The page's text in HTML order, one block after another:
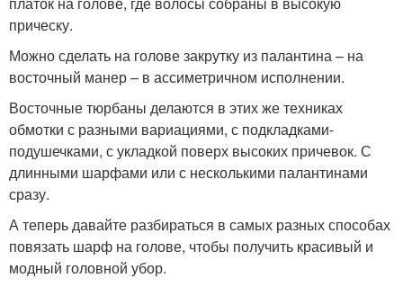
прическу.
Можно сделать на голове закрутку из палантина – на
восточный манер – в ассиметричном исполнении.
Восточные тюрбаны делаются в этих же техниках
обмотки с разными вариациями, с подкладками-
подушечками, с укладкой поверх высоких причевок. С
длинными шарфами или с несколькими палантинами
сразу.
А теперь давайте разбираться в самых разных способах
повязать шарф на голове, чтобы получить красивый и
модный головной убор.